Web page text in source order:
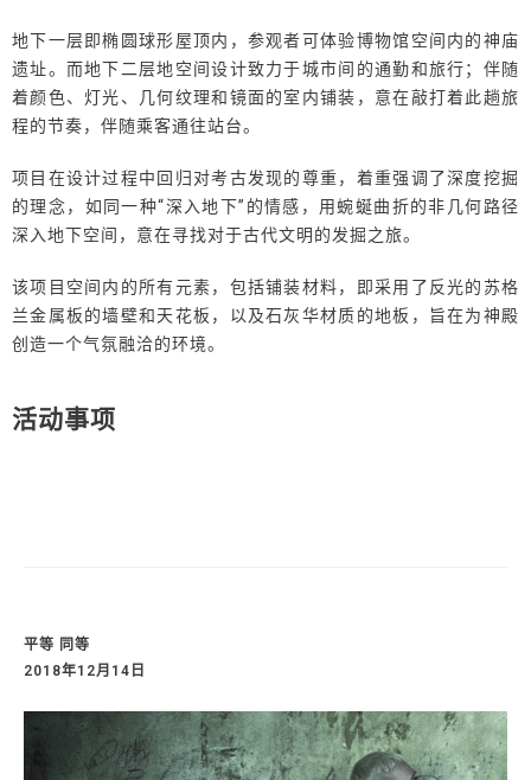
地下一层即椭圆球形屋顶内，参观者可体验博物馆空间内的神庙
遗址。而地下二层地空间设计致力于城市间的通勤和旅行；伴随
着颜色、灯光、几何纹理和镜面的室内铺装，意在敲打着此趟旅
程的节奏，伴随乘客通往站台。
项目在设计过程中回归对考古发现的尊重，着重强调了深度挖掘
的理念，如同一种“深入地下”的情感，用蜿蜒曲折的非几何路径
深入地下空间，意在寻找对于古代文明的发掘之旅。
该项目空间内的所有元素，包括铺装材料，即采用了反光的苏格
兰金属板的墙壁和天花板，以及石灰华材质的地板，旨在为神殿
创造一个气氛融洽的环境。
活动事项
平等 同等
2018年12月14日